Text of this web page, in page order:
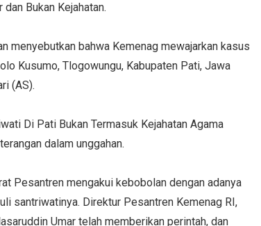
Bukan Kejahatan.
menyebutkan bahwa Kemenag mewajarkan kasus
Kusumo, Tlogowungu, Kabupaten Pati, Jawa
(AS).
Di Pati Bukan Termasuk Kejahatan Agama
dalam unggahan.
Pesantren mengakui kebobolan dengan adanya
santriwatinya. Direktur Pesantren Kemenag RI,
Umar telah memberikan perintah, dan